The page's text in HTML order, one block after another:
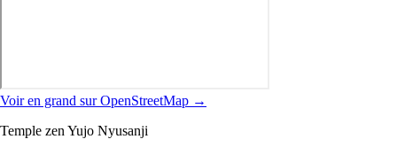
Voir en grand sur OpenStreetMap →
Temple zen Yujo Nyusanji